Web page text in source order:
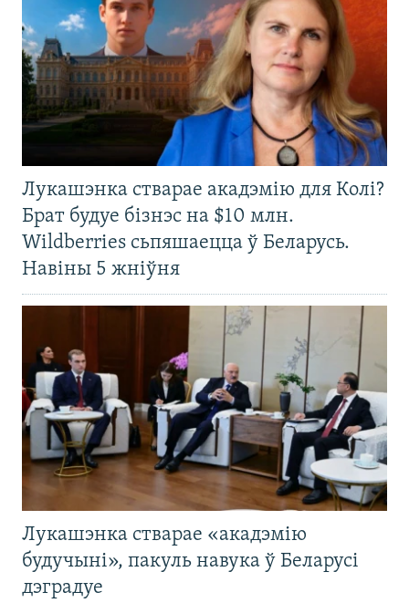
Лукашэнка стварае акадэмію для Колі?
Брат будуе бізнэс на $10 млн.
Wildberries сьпяшаецца ў Беларусь.
Навіны 5 жніўня
Лукашэнка стварае «акадэмію
будучыні», пакуль навука ў Беларусі
дэградуе